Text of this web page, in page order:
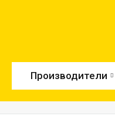
Производители